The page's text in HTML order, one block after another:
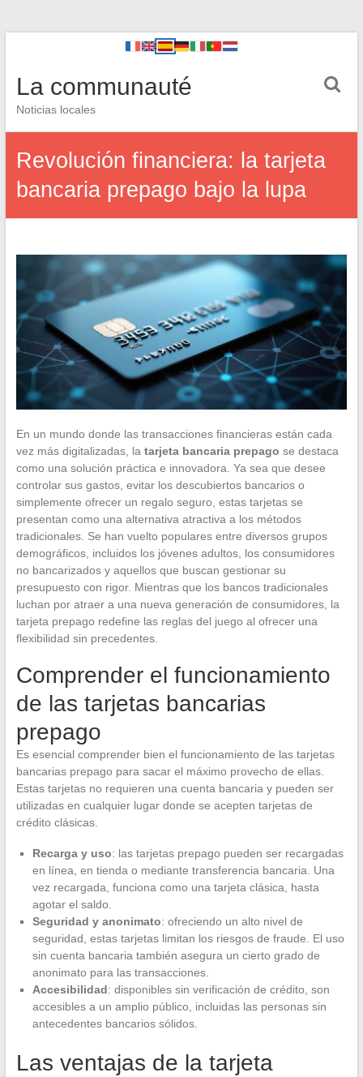
La communauté
Noticias locales
Revolución financiera: la tarjeta
bancaria prepago bajo la lupa
En un mundo donde las transacciones financieras están cada
vez más digitalizadas, la tarjeta bancaria prepago se destaca
como una solución práctica e innovadora. Ya sea que desee
controlar sus gastos, evitar los descubiertos bancarios o
simplemente ofrecer un regalo seguro, estas tarjetas se
presentan como una alternativa atractiva a los métodos
tradicionales. Se han vuelto populares entre diversos grupos
demográficos, incluidos los jóvenes adultos, los consumidores
no bancarizados y aquellos que buscan gestionar su
presupuesto con rigor. Mientras que los bancos tradicionales
luchan por atraer a una nueva generación de consumidores, la
tarjeta prepago redefine las reglas del juego al ofrecer una
flexibilidad sin precedentes.
Comprender el funcionamiento
de las tarjetas bancarias
prepago
Es esencial comprender bien el funcionamiento de las tarjetas
bancarias prepago para sacar el máximo provecho de ellas.
Estas tarjetas no requieren una cuenta bancaria y pueden ser
utilizadas en cualquier lugar donde se acepten tarjetas de
crédito clásicas.
Recarga y uso: las tarjetas prepago pueden ser recargadas
en línea, en tienda o mediante transferencia bancaria. Una
vez recargada, funciona como una tarjeta clásica, hasta
agotar el saldo.
Seguridad y anonimato: ofreciendo un alto nivel de
seguridad, estas tarjetas limitan los riesgos de fraude. El uso
sin cuenta bancaria también asegura un cierto grado de
anonimato para las transacciones.
Accesibilidad: disponibles sin verificación de crédito, son
accesibles a un amplio público, incluidas las personas sin
antecedentes bancarios sólidos.
Las ventajas de la tarjeta